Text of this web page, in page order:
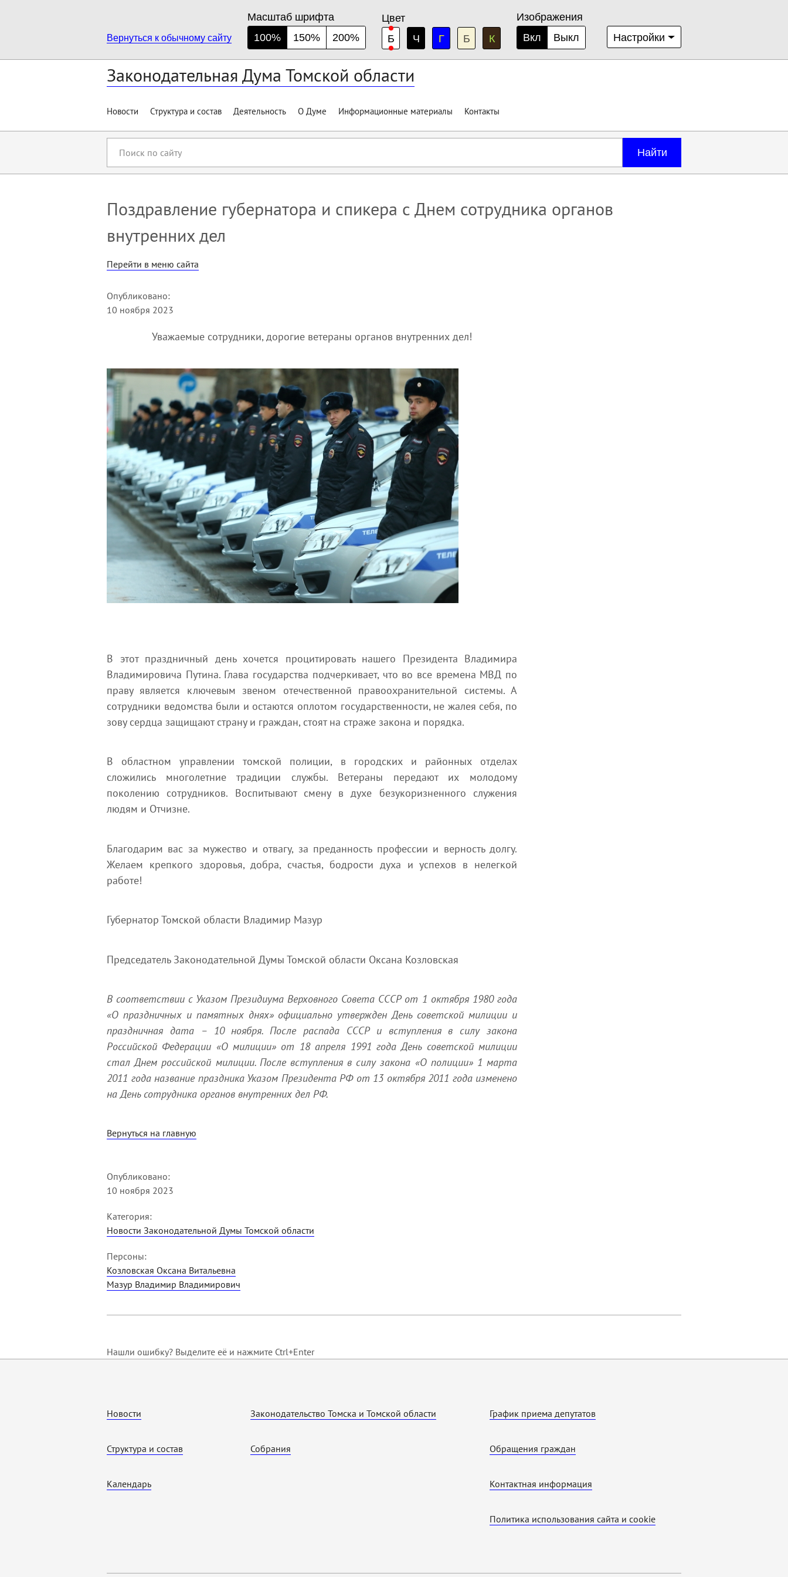
Вернуться к обычному сайту
Масштаб шрифта
100%
150% 200%
Цвет
Б
Ч Г Б К
Изображения
Вкл
Выкл Настройки
Законодательная Дума Томской области
Новости Структура и состав Деятельность О Думе Информационные материалы Контакты
сайту
Найти
Поздравление губернатора и спикера с Днем сотрудника органов
внутренних дел
Перейти в меню сайта
Опубликовано:
10 ноября 2023
Уважаемые сотрудники, дорогие ветераны органов внутренних дел!
В этот праздничный день хочется процитировать нашего Президента Владимира
Владимировича Путина. Глава государства подчеркивает, что во все времена МВД по
праву является ключевым звеном отечественной правоохранительной системы. А
сотрудники ведомства были и остаются оплотом государственности, не жалея себя, по
зову сердца защищают страну и граждан, стоят на страже закона и порядка.
В областном управлении томской полиции, в городских и районных отделах
сложились многолетние традиции службы. Ветераны передают их молодому
поколению сотрудников. Воспитывают смену в духе безукоризненного служения
людям и Отчизне.
Благодарим вас за мужество и отвагу, за преданность профессии и верность долгу.
Желаем крепкого здоровья, добра, счастья, бодрости духа и успехов в нелегкой
работе!
Губернатор Томской области Владимир Мазур
Председатель Законодательной Думы Томской области Оксана Козловская
В соответствии с Указом Президиума Верховного Совета СССР от 1 октября 1980 года
«О праздничных и памятных днях» официально утвержден День советской милиции и
праздничная дата – 10 ноября. После распада СССР и вступления в силу закона
Российской Федерации «О милиции» от 18 апреля 1991 года День советской милиции
стал Днем российской милиции. После вступления в силу закона «О полиции» 1 марта
2011 года название праздника Указом Президента РФ от 13 октября 2011 года изменено
на День сотрудника органов внутренних дел РФ.
Вернуться на главную
Опубликовано:
10 ноября 2023
Категория:
Новости Законодательной Думы Томской области
Персоны:
Козловская Оксана Витальевна
Мазур Владимир Владимирович
Нашли ошибку? Выделите её и нажмите Ctrl+Enter
Новости
Структура и состав
Календарь
Законодательство Томска и Томской области
Собрания
График приема депутатов
Обращения граждан
Контактная информация
Политика использования cайта и cookie